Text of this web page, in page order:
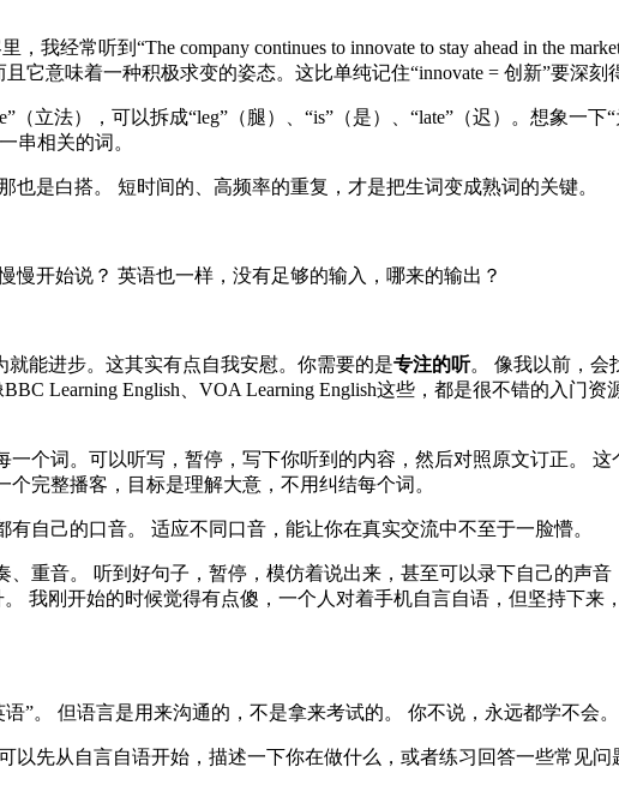
经常听到“The company continues to innovate to stay ahead in the
它意味着一种积极求变的姿态。这比单纯记住“innovate = 创新”要深刻
立法），可以拆成“leg”（腿）、“is”（是）、“late”（迟）。想象一下
串相关的词。
是白搭。 短时间的、高频率的重复，才是把生词变成熟词的关键。
开始说？ 英语也一样，没有足够的输入，哪来的输出？
能进步。这其实有点自我安慰。你需要的是专注的听。 像我以前，会
Learning English、VOA Learning English这些，都是很不错的入门
个词。可以听写，暂停，写下你听到的内容，然后对照原文订正。 这
完整播客，目标是理解大意，不用纠结每个词。
自己的口音。 适应不同口音，能让你在真实交流中不至于一脸懵。
重音。 听到好句子，暂停，模仿着说出来，甚至可以录下自己的声
我刚开始的时候觉得有点傻，一个人对着手机自言自语，但坚持下来
”。 但语言是用来沟通的，不是拿来考试的。 你不说，永远都学不会。
以先从自言自语开始，描述一下你在做什么，或者练习回答一些常见